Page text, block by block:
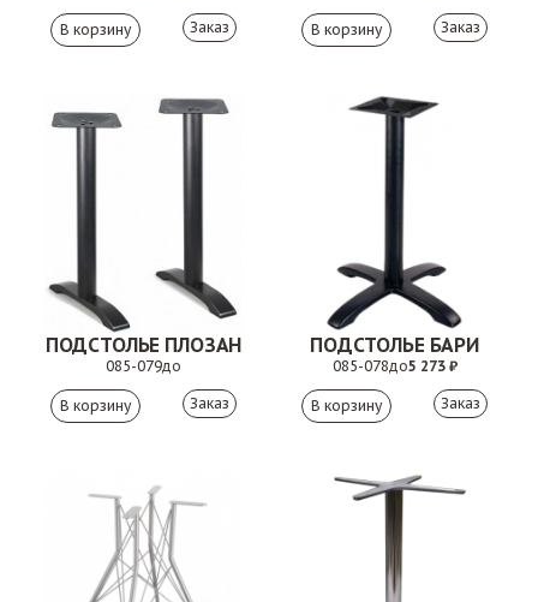
Заказ Заказ
ПОДСТОЛЬЕ ПЛОЗАН
085-079до
Заказ
ПОДСТОЛЬЕ БАРИ
085-078до5 273 ₽
Заказ